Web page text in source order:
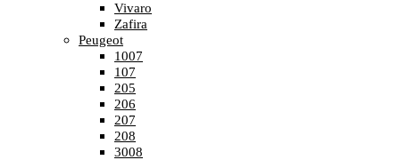
Vivaro
Zafira
Peugeot
1007
107
205
206
207
208
3008